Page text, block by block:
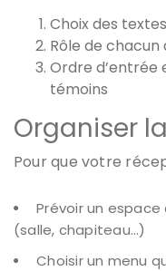
Choix des
Rôle de
Ordre d’entrée
témoins
Organiser
Pour que votre
Prévoir un
(salle, chapiteau…)
Choisir un menu